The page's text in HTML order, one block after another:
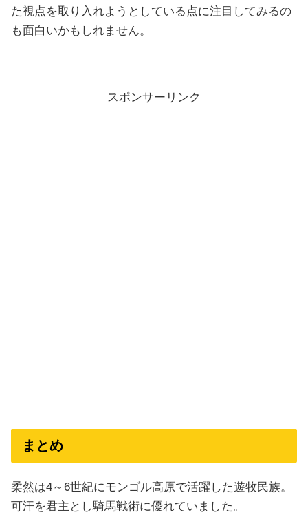
た視点を取り入れようとしている点に注目してみるの
も面白いかもしれません。
スポンサーリンク
まとめ
柔然は4～6世紀にモンゴル高原で活躍した遊牧民族。
可汗を君主とし騎馬戦術に優れていました。